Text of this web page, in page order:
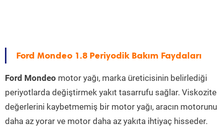
Ford Mondeo 1.8 Periyodik Bakım Faydaları
Ford Mondeo motor yağı, marka üreticisinin belirlediği
periyotlarda değiştirmek yakıt tasarrufu sağlar. Viskozite
değerlerini kaybetmemiş bir motor yağı, aracın motorunu
daha az yorar ve motor daha az yakıta ihtiyaç hisseder.